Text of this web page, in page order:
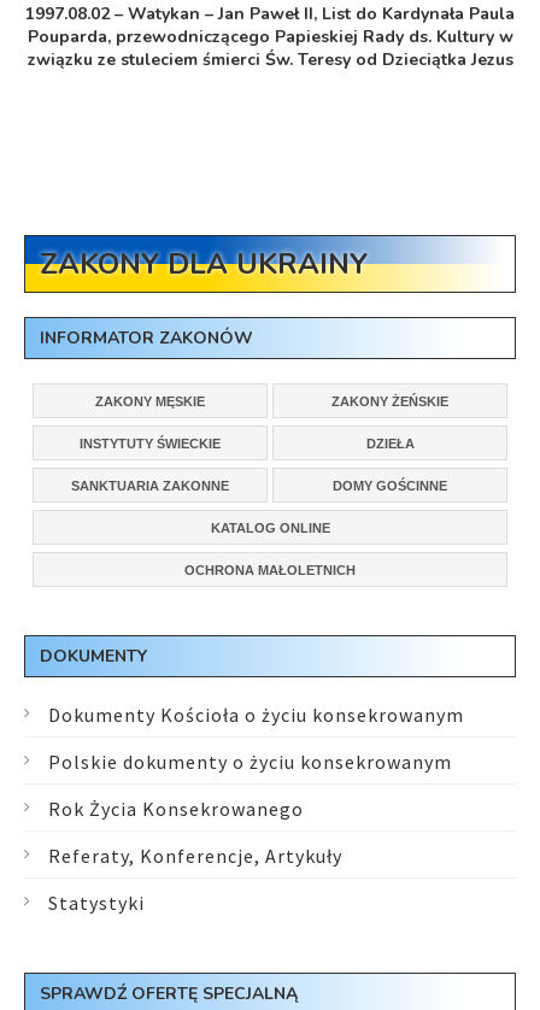
1997.08.02 – Watykan – Jan Paweł II, List do Kardynała Paula
Pouparda, przewodniczącego Papieskiej Rady ds. Kultury w
związku ze stuleciem śmierci Św. Teresy od Dzieciątka Jezus
ZAKONY DLA UKRAINY
INFORMATOR ZAKONÓW
ZAKONY MĘSKIE ZAKONY ŻEŃSKIE
INSTYTUTY ŚWIECKIE DZIEŁA
SANKTUARIA ZAKONNE DOMY GOŚCINNE
KATALOG ONLINE
OCHRONA MAŁOLETNICH
DOKUMENTY
Dokumenty Kościoła o życiu konsekrowanym
Polskie dokumenty o życiu konsekrowanym
Rok Życia Konsekrowanego
Referaty, Konferencje, Artykuły
Statystyki
SPRAWDŹ OFERTĘ SPECJALNĄ